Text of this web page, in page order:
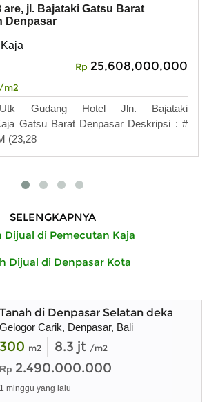
are, jl. Bajataki Gatsu Barat
Denpasar
Rp 25,608,000,000
/m2
Gudang Hotel Jln. Bajataki
Gatsu Barat Denpasar Deskripsi : #
(23,28
SELENGKAPNYA
Dijual di Pemecutan Kaja
Dijual di Denpasar Kota
Tanah di Denpasar Selatan dekat
Gelogor Carik, Denpasar, Bali
300 m2 8.3 jt /m2
Rp 2.490.000.000
1 minggu yang lalu